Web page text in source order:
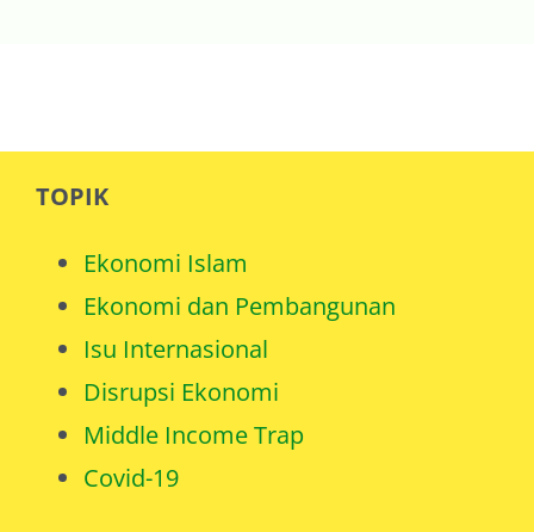
TOPIK
Ekonomi Islam
Ekonomi dan Pembangunan
Isu Internasional
Disrupsi Ekonomi
Middle Income Trap
Covid-19